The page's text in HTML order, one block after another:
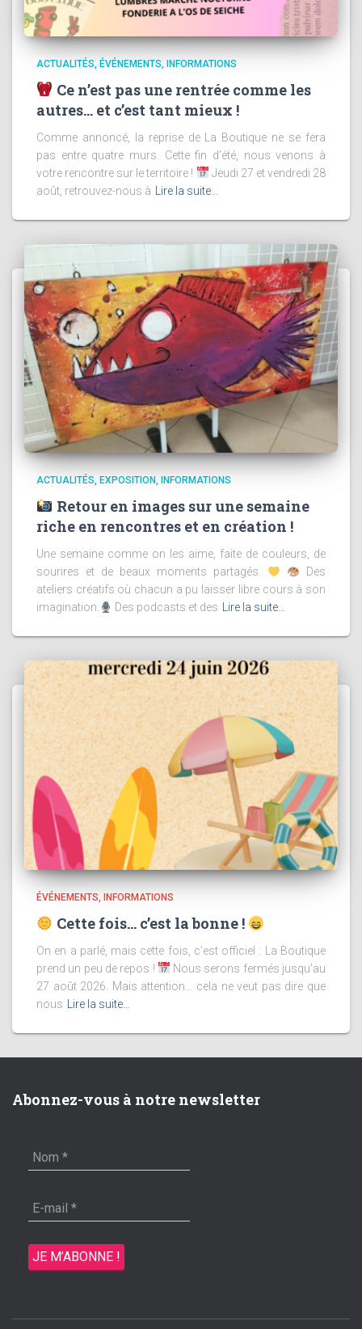
ACTUALITÉS ÉVÉNEMENTS INFORMATIONS
Ce n’est pas une rentrée comme les
autres… et c’est tant mieux !
Comme annoncé, la reprise de La Boutique ne se fera
pas entre quatre murs. Cette fin d’été, nous venons à
votre rencontre sur le territoire !
Jeudi 27 et vendredi 28
août, retrouvez-nous à
Lire la suite…
ACTUALITÉS EXPOSITION INFORMATIONS
Retour en images sur une semaine
riche en rencontres et en création !
Une semaine comme on les aime, faite de couleurs, de
sourires et de beaux moments partagés.
Des
ateliers créatifs où chacun a pu laisser libre cours à son
imagination.
Des podcasts et des Lire la suite…
ÉVÉNEMENTS INFORMATIONS
Cette fois… c’est la bonne !
On en a parlé, mais cette fois, c’est officiel : La Boutique
prend un peu de repos !
Nous serons fermés jusqu’au
27 août 2026. Mais attention… cela ne veut pas dire que
nous
Lire la suite…
Abonnez-vous à notre newsletter